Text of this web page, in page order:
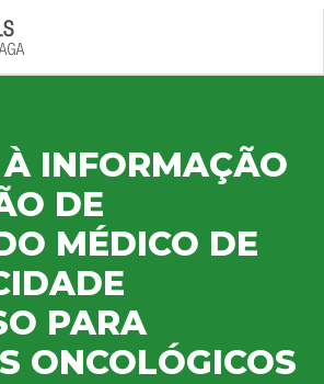
principal
INFORMAÇÃO
DE
MÉDICO DE
PARA
ONCOLÓGICOS